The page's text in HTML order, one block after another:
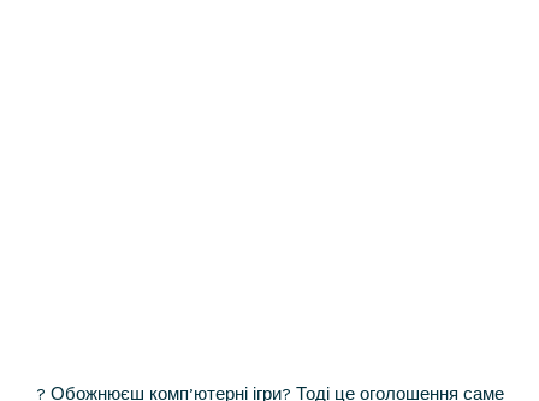
? Обожнюєш комп’ютерні ігри? Тоді це оголошення саме